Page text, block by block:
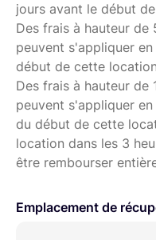
jours avant le début
Des frais à hauteur
peuvent s'appliquer
début de cette
Des frais à hauteur de
peuvent s'appliquer
du début de cette
location dans les 3
être rembourser
Emplacement de